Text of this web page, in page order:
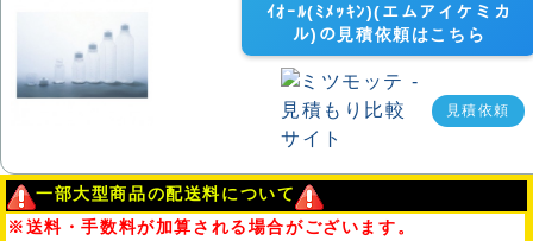
ｲｵｰﾙ(ﾐﾒｯｷﾝ)(エムアイケミカ
ル)の見積依頼はこちら
見積依頼
一部大型商品の配送料について
※送料・手数料が加算される場合がございます。